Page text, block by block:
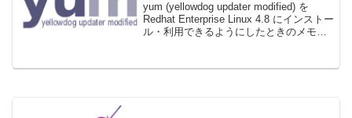
yum (yellowdog updater modified) を
Redhat Enterprise Linux 4.8 にインストー
ル・利用できるようにしたときのメモ。